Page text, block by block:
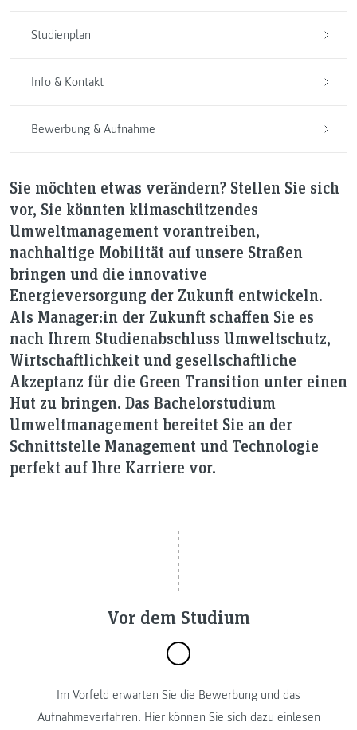
Sie möchten etwas verändern? Stellen Sie sich
vor, Sie könnten klimaschützendes
Umweltmanagement vorantreiben,
nachhaltige Mobilität auf unsere Straßen
bringen und die innovative
Energieversorgung der Zukunft entwickeln.
Als Manager:in der Zukunft schaffen Sie es
nach Ihrem Studienabschluss Umweltschutz,
Wirtschaftlichkeit und gesellschaftliche
Akzeptanz für die Green Transition unter einen
Hut zu bringen. Das Bachelorstudium
Umweltmanagement bereitet Sie an der
Schnittstelle Management und Technologie
perfekt auf Ihre Karriere vor.
Studienplan
Info & Kontakt
Bewerbung & Aufnahme
Vor dem Studium
Im Vorfeld erwarten Sie die Bewerbung und das
Aufnahmeverfahren. Hier können Sie sich dazu einlesen